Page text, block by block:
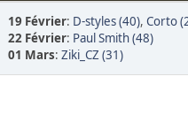
19 Février: D-styles (40),Corto
22 Février: Paul Smith (48)
01 Mars:Ziki_CZ (31)